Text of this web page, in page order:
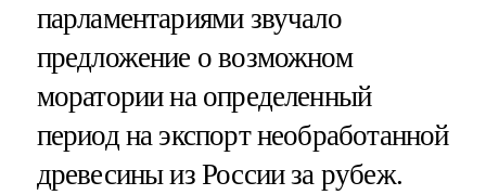
парламентариями звучало
предложение о возможном
моратории на определенный
период на экспорт необработанной
древесины из России за рубеж.